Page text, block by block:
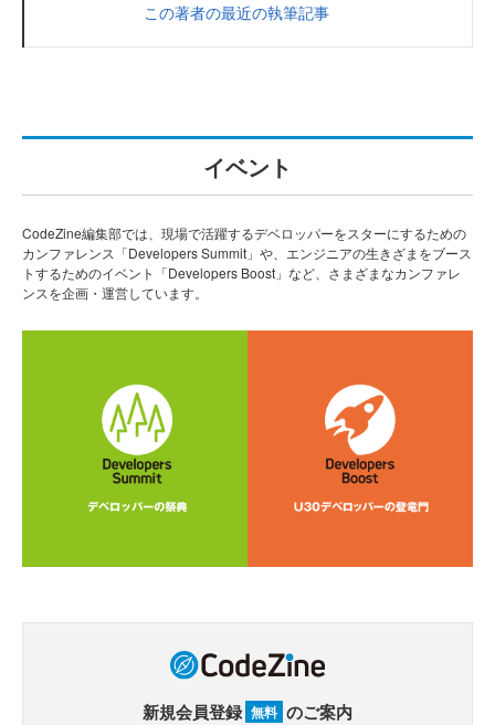
この著者の最近の執筆記事
イベント
CodeZine編集部では、現場で活躍するデベロッパーをスターにするための
カンファレンス「Developers Summit」や、エンジニアの生きざまをブース
トするためのイベント「Developers Boost」など、さまざまなカンファレ
ンスを企画・運営しています。
新規会員登録 無料 のご案内